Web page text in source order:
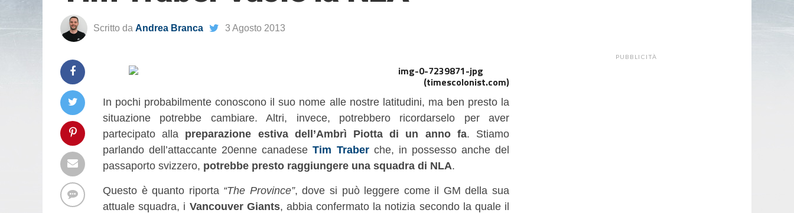
Scritto da Andrea Branca 3 Agosto 2013
(timescolonist.com)
In pochi probabilmente conoscono il suo nome alle nostre latitudini, ma ben presto la
situazione potrebbe cambiare. Altri, invece, potrebbero ricordarselo per aver
partecipato alla preparazione estiva dell’Ambrì Piotta di un anno fa. Stiamo
parlando dell’attaccante 20enne canadeseTim Traberche, in possesso anche del
passaporto svizzero, potrebbe presto raggiungere una squadra di NLA.
Questo è quanto riporta “The Province”, dove si può leggere come il GM della sua
attuale squadra, i Vancouver Giants, abbia confermato la notizia secondo la quale il
PUBBLICITÀ